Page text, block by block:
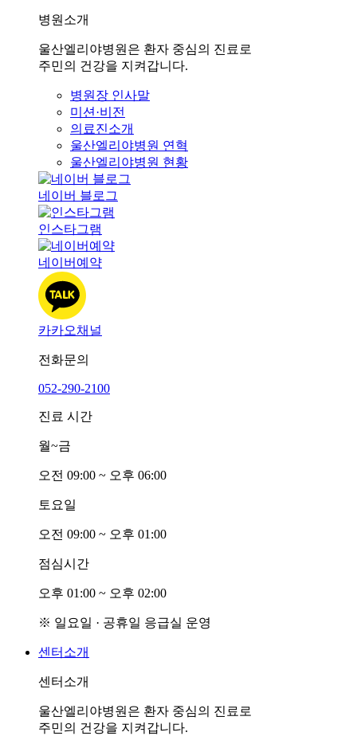
병원소개
울산엘리야병원은 환자 중심의 진료로
주민의 건강을 지켜갑니다.
병원장 인사말
미션·비전
의료진소개
울산엘리야병원 연혁
울산엘리야병원 현황
네이버 블로그
인스타그램
네이버예약
카카오채널
전화문의
052-290-2100
진료 시간
월~금
오전 09:00 ~ 오후 06:00
토요일
오전 09:00 ~ 오후 01:00
점심시간
오후 01:00 ~ 오후 02:00
※ 일요일 · 공휴일 응급실 운영
센터소개
센터소개
울산엘리야병원은 환자 중심의 진료로
주민의 건강을 지켜갑니다.